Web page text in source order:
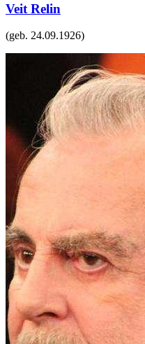
Veit Relin
(geb. 24.09.1926)